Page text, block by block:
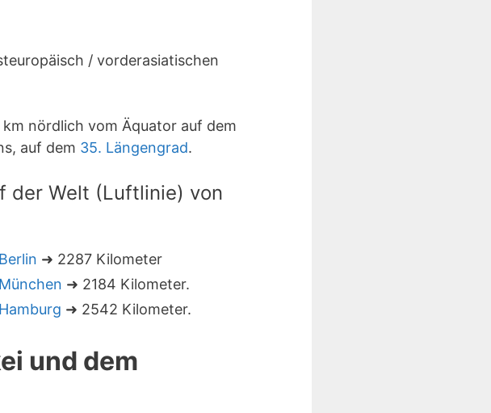
/ vorderasiatischen
nördlich vom Äquator auf dem
auf dem 35. Längengrad.
der Welt (Luftlinie) von
Berlin ➜ 2287 Kilometer
München ➜ 2184 Kilometer.
Hamburg ➜ 2542 Kilometer.
und dem